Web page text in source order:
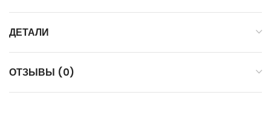
ДЕТАЛИ
ОТЗЫВЫ (0)